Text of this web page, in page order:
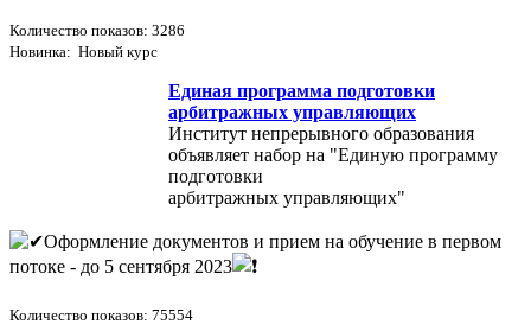
Количество показов: 3286
Новинка: Новый курс
Единая программа подготовки
арбитражных управляющих
Институт непрерывного образования
объявляет набор на "Единую программу
подготовки
арбитражных управляющих"
Оформление документов и прием на обучение в первом
потоке - до 5 сентября 2023
Количество показов: 75554